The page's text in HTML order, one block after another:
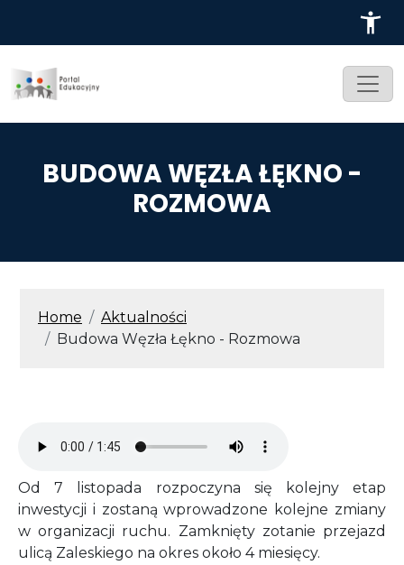
BUDOWA WĘZŁA ŁĘKNO -
ROZMOWA
ŚCIEŻKA NAWIGACYJNA
Home
Aktualności
Budowa Węzła Łękno - Rozmowa
Od 7 listopada rozpoczyna się kolejny etap
inwestycji i zostaną wprowadzone kolejne zmiany
w organizacji ruchu. Zamknięty zotanie przejazd
ulicą Zaleskiego na okres około 4 miesięcy.